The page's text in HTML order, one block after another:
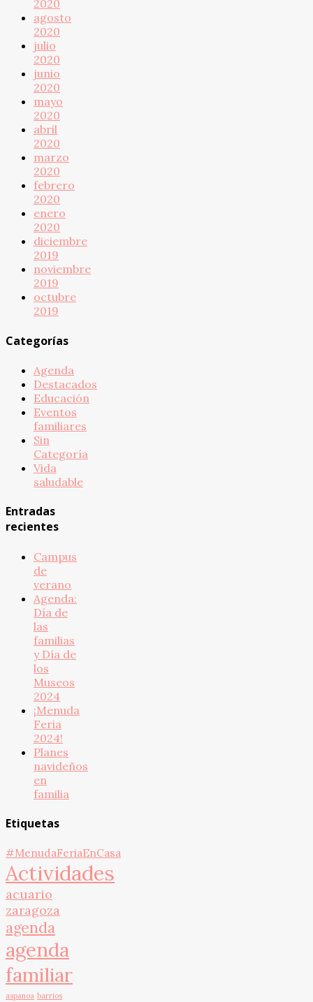
2020
agosto
2020
julio
2020
junio
2020
mayo
2020
abril
2020
marzo
2020
febrero
2020
enero
2020
diciembre
2019
noviembre
2019
octubre
2019
Categorías
Agenda
Destacados
Educación
Eventos
familiares
Sin
Categoría
Vida
saludable
Entradas
recientes
Campus
de
verano
Agenda:
Día de
las
familias
y Día de
los
Museos
2024
¡Menuda
Feria
2024!
Planes
navideños
en
familia
Etiquetas
#MenudaFeriaEnCasa
Actividades
acuario
zaragoza
agenda
agenda
familiar
aspanoa barrios